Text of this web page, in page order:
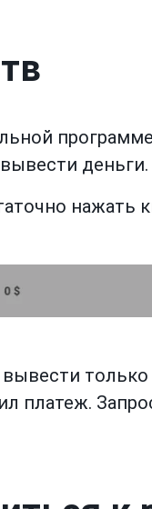
деньги.
нажать
только
платеж.